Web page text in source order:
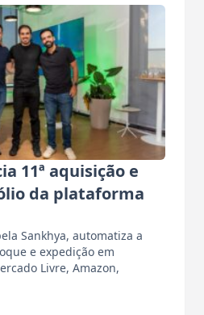
11ª aquisição e
da plataforma
Sankhya, automatiza a
e expedição em
Livre, Amazon,